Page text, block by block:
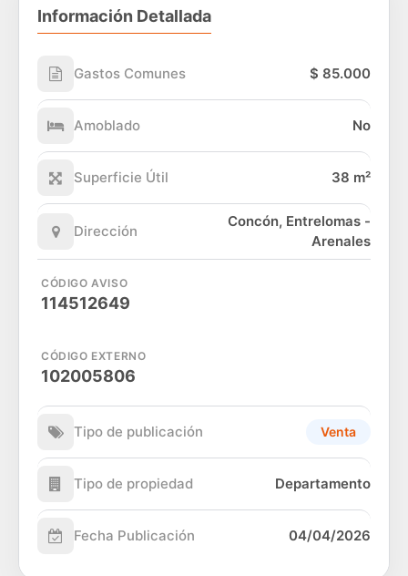
Información Detallada
Gastos Comunes $ 85.000
Amoblado No
Superficie Útil 38 m²
Dirección
Concón, Entrelomas -
Arenales
CÓDIGO AVISO
114512649
CÓDIGO EXTERNO
102005806
Tipo de publicación Venta
Tipo de propiedad Departamento
Fecha Publicación 04/04/2026